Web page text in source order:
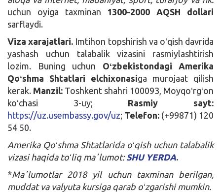
uchun oyiga taxminan 1300-2000 AQSH dollari
sarflaydi.
Viza xarajatlari. Imtihon topshirish va oʻqish davrida
yashash uchun talabalik vizasini rasmiylashtirish
lozim. Buning uchun Oʻzbekistondagi Amerika
Qoʻshma Shtatlari elchixonasiga murojaat qilish
kerak. Manzil: Toshkent shahri 100093, Moyqoʻrgʻon
koʻchasi 3-uy; Rasmiy sayt:
https://uz.usembassy.gov/uz; Telefon: (+99871) 120
54 50.
Amerika Qoʻshma Shtatlarida oʻqish uchun talabalik
vizasi haqida toʻliq maʼlumot:SHU YERDA.
*Maʼlumotlar 2018 yil uchun taxminan berilgan,
muddat va valyuta kursiga qarab oʻzgarishi mumkin.